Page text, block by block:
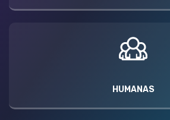
HUMANAS